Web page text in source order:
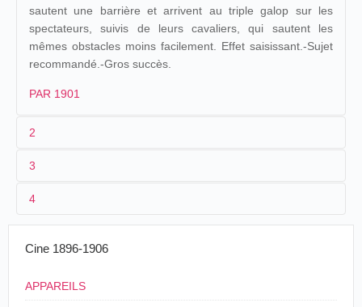
sautent une barrière et arrivent au triple galop sur les
spectateurs, suivis de leurs cavaliers, qui sautent les
mêmes obstacles moins facilement. Effet saisissant.-Sujet
recommandé.-Gros succès.
PAR 1901
2
1
2
3
≤ 1901
4
France
3
4
Cine 1896-1906
APPAREILS